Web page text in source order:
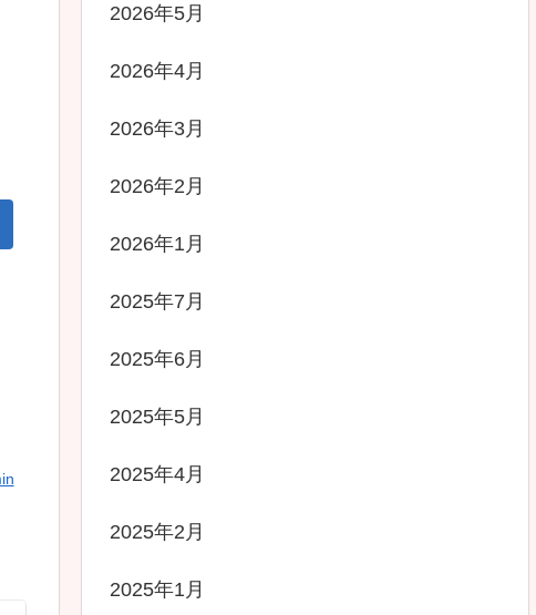
2026年5月
2026年4月
2026年3月
2026年2月
2026年1月
2025年7月
2025年6月
2025年5月
2025年4月
2025年2月
2025年1月